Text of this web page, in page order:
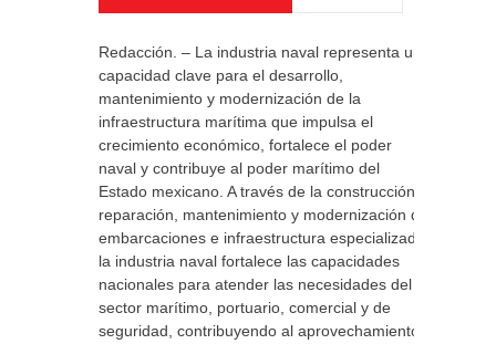
Redacción. – La industria naval representa una
capacidad clave para el desarrollo,
mantenimiento y modernización de la
infraestructura marítima que impulsa el
crecimiento económico, fortalece el poder
naval y contribuye al poder marítimo del
Estado mexicano. A través de la construcción,
reparación, mantenimiento y modernización de
embarcaciones e infraestructura especializada,
la industria naval fortalece las capacidades
nacionales para atender las necesidades del
sector marítimo, portuario, comercial y de
seguridad, contribuyendo al aprovechamiento